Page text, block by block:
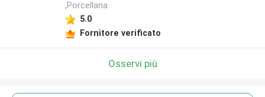
,Porcellana
5.0
Fornitore verificato
Osservi più